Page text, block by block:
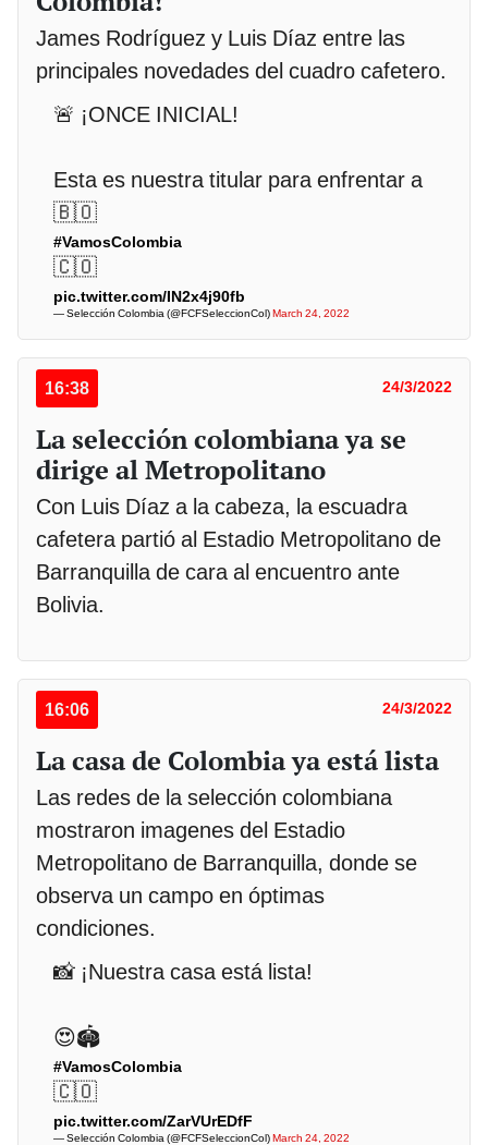
James Rodríguez y Luis Díaz entre las
principales novedades del cuadro cafetero.
🚨 ¡ONCE INICIAL!
Esta es nuestra titular para enfrentar a
🇧🇴
#VamosColombia
🇨🇴
pic.twitter.com/IN2x4j90fb
— Selección Colombia (@FCFSeleccionCol)March 24, 2022
16:38 24/3/2022
La selección colombiana ya se
dirige al Metropolitano
Con Luis Díaz a la cabeza, la escuadra
cafetera partió al Estadio Metropolitano de
Barranquilla de cara al encuentro ante
Bolivia.
16:06 24/3/2022
La casa de Colombia ya está lista
Las redes de la selección colombiana
mostraron imagenes del Estadio
Metropolitano de Barranquilla, donde se
observa un campo en óptimas
condiciones.
📸 ¡Nuestra casa está lista!
😍🏟
#VamosColombia
🇨🇴
pic.twitter.com/ZarVUrEDfF
— Selección Colombia (@FCFSeleccionCol)March 24, 2022